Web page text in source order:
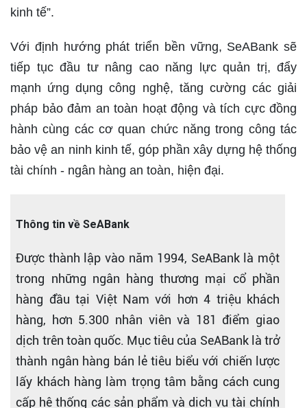
kinh tế”.
Với định hướng phát triển bền vững, SeABank sẽ
tiếp tục đầu tư nâng cao năng lực quản trị, đẩy
mạnh ứng dụng công nghệ, tăng cường các giải
pháp bảo đảm an toàn hoạt động và tích cực đồng
hành cùng các cơ quan chức năng trong công tác
bảo vệ an ninh kinh tế, góp phần xây dựng hệ thống
tài chính - ngân hàng an toàn, hiện đại.
Thông tin về SeABank
Được thành lập vào năm 1994, SeABank là một
trong những ngân hàng thương mại cổ phần
hàng đầu tại Việt Nam với hơn 4 triệu khách
hàng, hơn 5.300 nhân viên và 181 điểm giao
dịch trên toàn quốc. Mục tiêu của SeABank là trở
thành ngân hàng bán lẻ tiêu biểu với chiến lược
lấy khách hàng làm trọng tâm bằng cách cung
cấp hệ thống các sản phẩm và dịch vụ tài chính